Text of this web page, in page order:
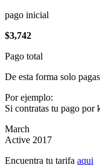
pago inicial
$3,742
Pago total
De esta forma solo
Por ejemplo:
Si contratas tu pago por
March
Active 2017
Encuentra tu tarifa aqui